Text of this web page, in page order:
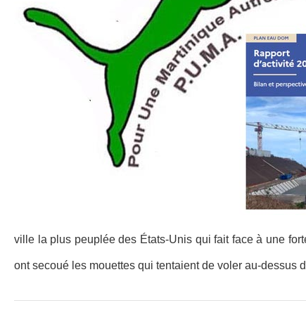
ville la plus peuplée des États-Unis qui fait face à une
ont secoué les mouettes qui tentaient de voler au-dessus